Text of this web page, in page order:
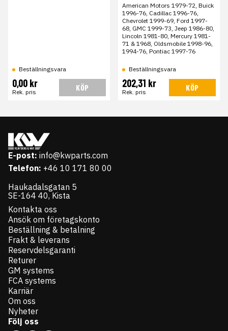
Beställningsvara
0,00 kr
Rek. pris KÖP
American Motors 1979-72, Buick
1996-76, Cadillac 1996-76,
Chevrolet 1999-69, Ford 1997-
68, GMC 1999-73, Jeep 1986-80,
Lincoln 1981-80, Mercury 1981-
71 & 1968, Oldsmobile 1998-96,
1994-76, Pontiac 1997-76
Beställningsvara
202,31 kr
Rek. pris KÖP
E-post: info@kwparts.com
Telefon: +46 10 171 80 00
Haukadalsgatan 5
SE-164 40, Kista
Kontakta oss
Ansök om företagskonto
Beställning & betalning
Frakt & leverans
Reservdelsgaranti
Returer
GM systems
FCA systems
Karriär
Om oss
Nyheter
Följ oss